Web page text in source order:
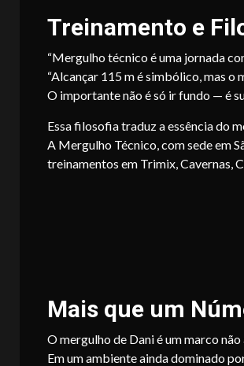
Treinamento e
“Mergulho técnico é uma jornada
“Alcançar 115 m é simbólico, mas o
O importante não é só ir fundo — é
Essa filosofia traduz a essência do
A Mergulho Técnico, com sede em
treinamentos em Trimix, Cavernas,
Mais que um
O mergulho de Dani é um marco
Em um ambiente ainda dominado